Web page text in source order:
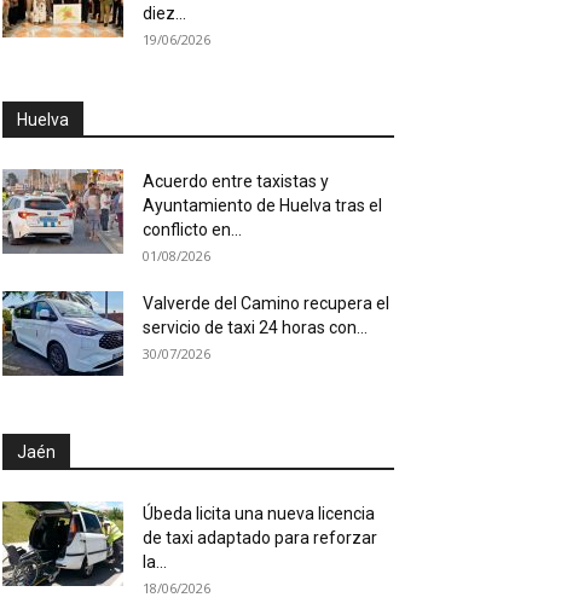
diez...
19/06/2026
Huelva
Acuerdo entre taxistas y
Ayuntamiento de Huelva tras el
conflicto en...
01/08/2026
Valverde del Camino recupera el
servicio de taxi 24 horas con...
30/07/2026
Jaén
Úbeda licita una nueva licencia
de taxi adaptado para reforzar
la...
18/06/2026